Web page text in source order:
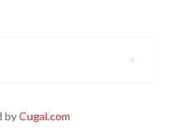
byCugal.com